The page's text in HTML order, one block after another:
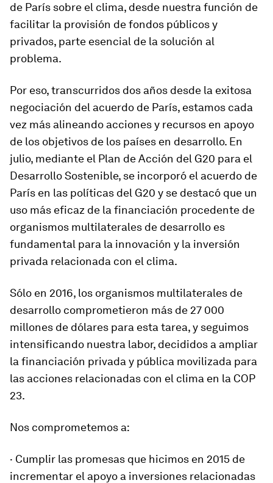
de París sobre el clima, desde nuestra función de
facilitar la provisión de fondos públicos y
privados, parte esencial de la solución al
problema.
Por eso, transcurridos dos años desde la exitosa
negociación del acuerdo de París, estamos cada
vez más alineando acciones y recursos en apoyo
de los objetivos de los países en desarrollo. En
julio, mediante el Plan de Acción del G20 para el
Desarrollo Sostenible, se incorporó el acuerdo de
París en las políticas del G20 y se destacó que un
uso más eficaz de la financiación procedente de
organismos multilaterales de desarrollo es
fundamental para la innovación y la inversión
privada relacionada con el clima.
Sólo en 2016, los organismos multilaterales de
desarrollo comprometieron más de 27 000
millones de dólares para esta tarea, y seguimos
intensificando nuestra labor, decididos a ampliar
la financiación privada y pública movilizada para
las acciones relacionadas con el clima en la COP
23.
Nos comprometemos a:
· Cumplir las promesas que hicimos en 2015 de
incrementar el apoyo a inversiones relacionadas